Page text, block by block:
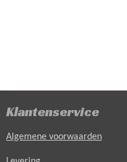
Klantenservice
Algemene voorwaarden